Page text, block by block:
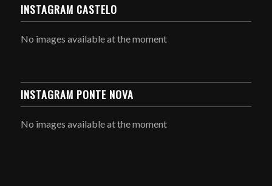
INSTAGRAM CASTELO
No images available at the moment
INSTAGRAM PONTE NOVA
No images available at the moment